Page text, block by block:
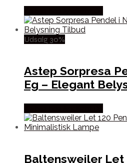
Udsalg 30%
Astep Sorpresa
Eg – Elegant
Baltensweiler Let